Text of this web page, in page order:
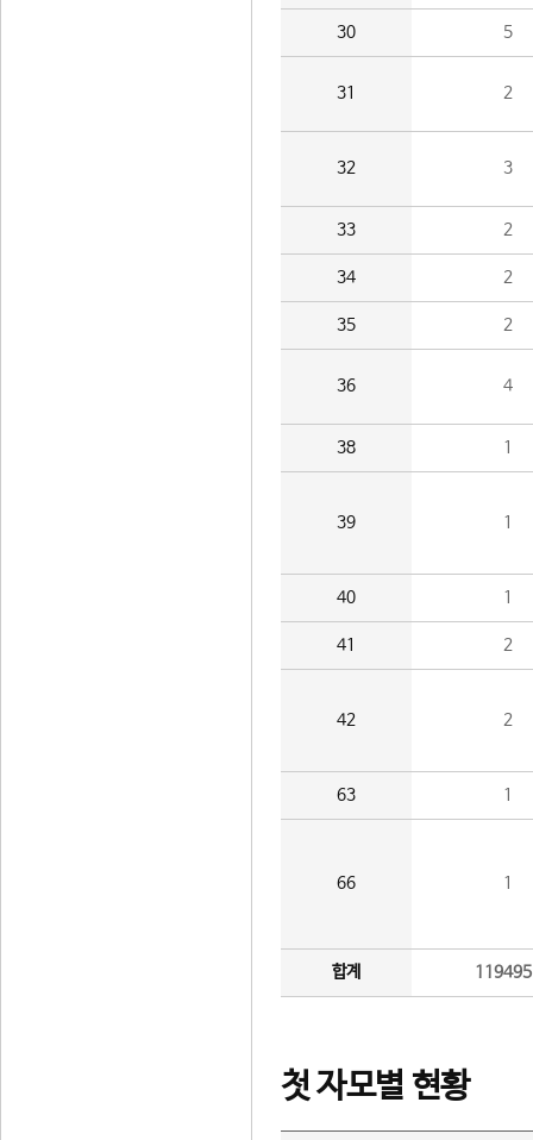
30 5
31 2
32 3
33 2
34 2
35 2
36 4
38 1
39 1
40 1
41 2
42 2
63 1
66 1
합계
첫 자모별 현황